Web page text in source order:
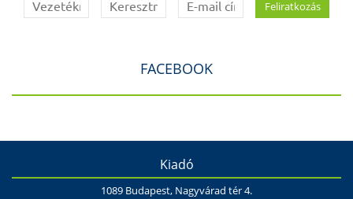
FACEBOOK
Kiadó
1089 Budapest, Nagyvárad tér 4.